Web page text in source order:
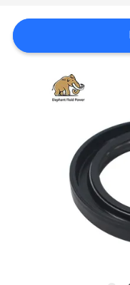
POLICY